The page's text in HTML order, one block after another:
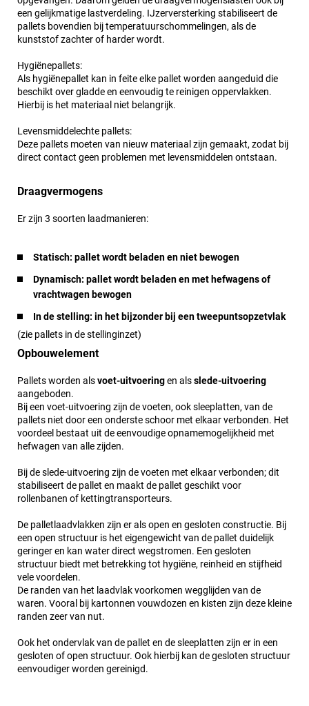
een gelijkmatige lastverdeling. IJzerversterking stabiliseert de
pallets bovendien bij temperatuurschommelingen, als de
kunststof zachter of harder wordt.
Hygiënepallets:
Als hygiënepallet kan in feite elke pallet worden aangeduid die
beschikt over gladde en eenvoudig te reinigen oppervlakken.
Hierbij is het materiaal niet belangrijk.
Levensmiddelechte pallets:
Deze pallets moeten van nieuw materiaal zijn gemaakt, zodat bij
direct contact geen problemen met levensmiddelen ontstaan.
Draagvermogens
Er zijn 3 soorten laadmanieren:
Statisch: pallet wordt beladen en niet bewogen
Dynamisch: pallet wordt beladen en met hefwagens of
vrachtwagen bewogen
In de stelling: in het bijzonder bij een tweepuntsopzetvlak
(zie pallets in de stellinginzet)
Opbouwelement
Pallets worden alsvoet-uitvoeringen alsslede-uitvoering
aangeboden.
Bij een voet-uitvoering zijn de voeten, ook sleeplatten, van de
pallets niet door een onderste schoor met elkaar verbonden. Het
voordeel bestaat uit de eenvoudige opnamemogelijkheid met
hefwagen van alle zijden.
Bij de slede-uitvoering zijn de voeten met elkaar verbonden; dit
stabiliseert de pallet en maakt de pallet geschikt voor
rollenbanen of kettingtransporteurs.
De palletlaadvlakken zijn er als open en gesloten constructie. Bij
een open structuur is het eigengewicht van de pallet duidelijk
geringer en kan water direct wegstromen. Een gesloten
structuur biedt met betrekking tot hygiëne, reinheid en stijfheid
vele voordelen.
De randen van het laadvlak voorkomen wegglijden van de
waren. Vooral bij kartonnen vouwdozen en kisten zijn deze kleine
randen zeer van nut.
Ook het ondervlak van de pallet en de sleeplatten zijn er in een
gesloten of open structuur. Ook hierbij kan de gesloten structuur
eenvoudiger worden gereinigd.